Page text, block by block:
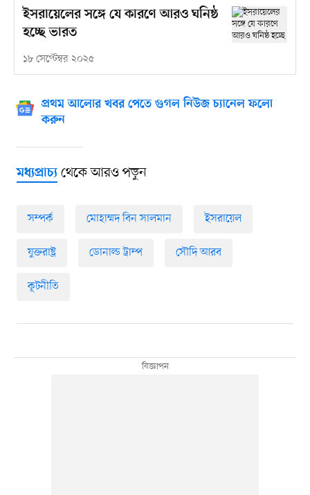
ইসরায়েলের সঙ্গে যে কারণে আরও ঘনিষ্ঠ
হচ্ছে ভারত
১৮ সেপ্টেম্বর ২০২৫
প্রথম আলোর খবর পেতে গুগল নিউজ চ্যানেল ফলো
করুন
মধ্যপ্রাচ্যথেকে আরও পড়ুন
সম্পর্ক মোহাম্মদ বিন সালমান ইসরায়েল
যুক্তরাষ্ট্র ডোনাল্ড ট্রাম্প সৌদি আরব
কূটনীতি